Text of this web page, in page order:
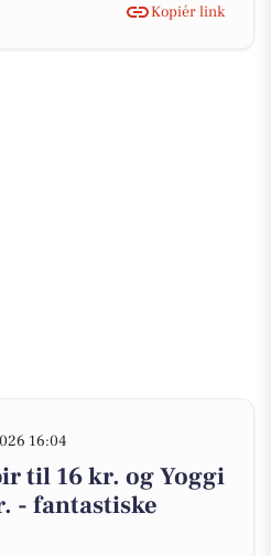
Kopiér link
16:04
til 16 kr. og Yoggi
- fantastiske